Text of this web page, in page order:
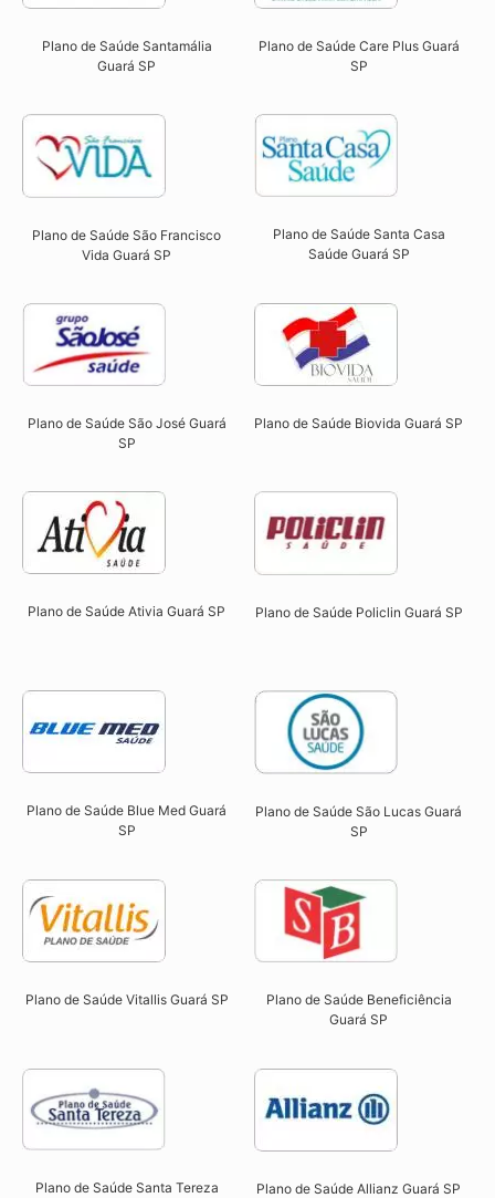
Plano de Saúde Santamália
Guará SP​
Plano de Saúde Care Plus Guará
SP​
Plano de Saúde São Francisco
Vida Guará SP​
Plano de Saúde Santa Casa
Saúde Guará SP​
Plano de Saúde São José Guará
SP​
Plano de Saúde Biovida Guará SP​
Plano de Saúde Ativia Guará SP​ Plano de Saúde Policlin Guará SP​
Plano de Saúde Blue Med Guará
SP​
Plano de Saúde São Lucas Guará
SP​
Plano de Saúde Vitallis Guará SP​
Plano de Saúde Beneficiência
Guará SP​
Plano de Saúde Santa Tereza
Plano de Saúde Allianz Guará SP​